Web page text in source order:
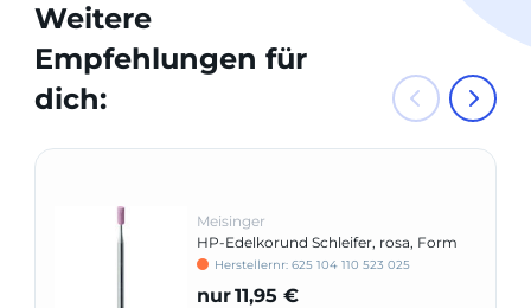
Weitere
Empfehlungen für
dich:
Meisinger
HP-Edelkorund Schleifer, rosa, Form
638Herstellernr: 625 104 110 523 025
nur11,95 €